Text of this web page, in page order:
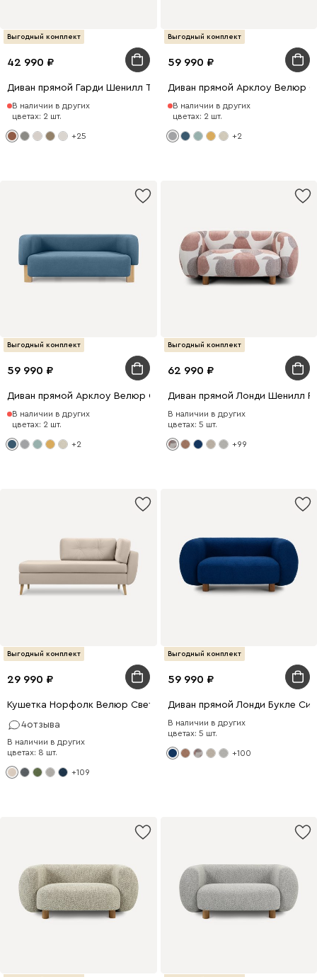
Выгодный комплект
42 990
Диван прямой Гарди Шенилл Терракотвый
В наличии в других
цветах: 2 шт.
+25
Выгодный комплект
59 990
Диван прямой Арклоу Велюр
В наличии в других
цветах: 2 шт.
+2
Выгодный комплект
59 990
Диван прямой Арклоу Велюр Синий
В наличии в других
цветах: 2 шт.
+2
Выгодный комплект
62 990
Диван прямой Лонди Шенилл
В наличии в других
цветах: 5 шт.
+99
Выгодный комплект
29 990
Кушетка Норфолк Велюр Светло-бежевый
4отзыва
В наличии в других
цветах: 8 шт.
+109
Выгодный комплект
59 990
Диван прямой Лонди Букле
В наличии в других
цветах: 5 шт.
+100